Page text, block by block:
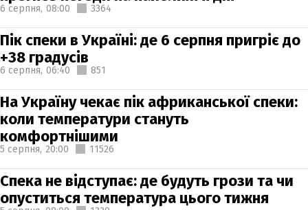
6 серпня, 08:00 3364
Пік спеки в Україні: де 6 серпня пригріє до
+38 градусів
6 серпня, 06:40 851
На Україну чекає пік африканської спеки:
коли температури стануть
комфортнішими
5 серпня, 20:00 11526
Спека не відступає: де будуть грози та чи
опуститься температура цього тижня